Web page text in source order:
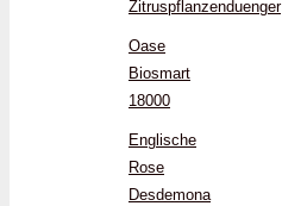
Zitruspflanzenduenger
Oase
Biosmart
18000
Englische
Rose
Desdemona